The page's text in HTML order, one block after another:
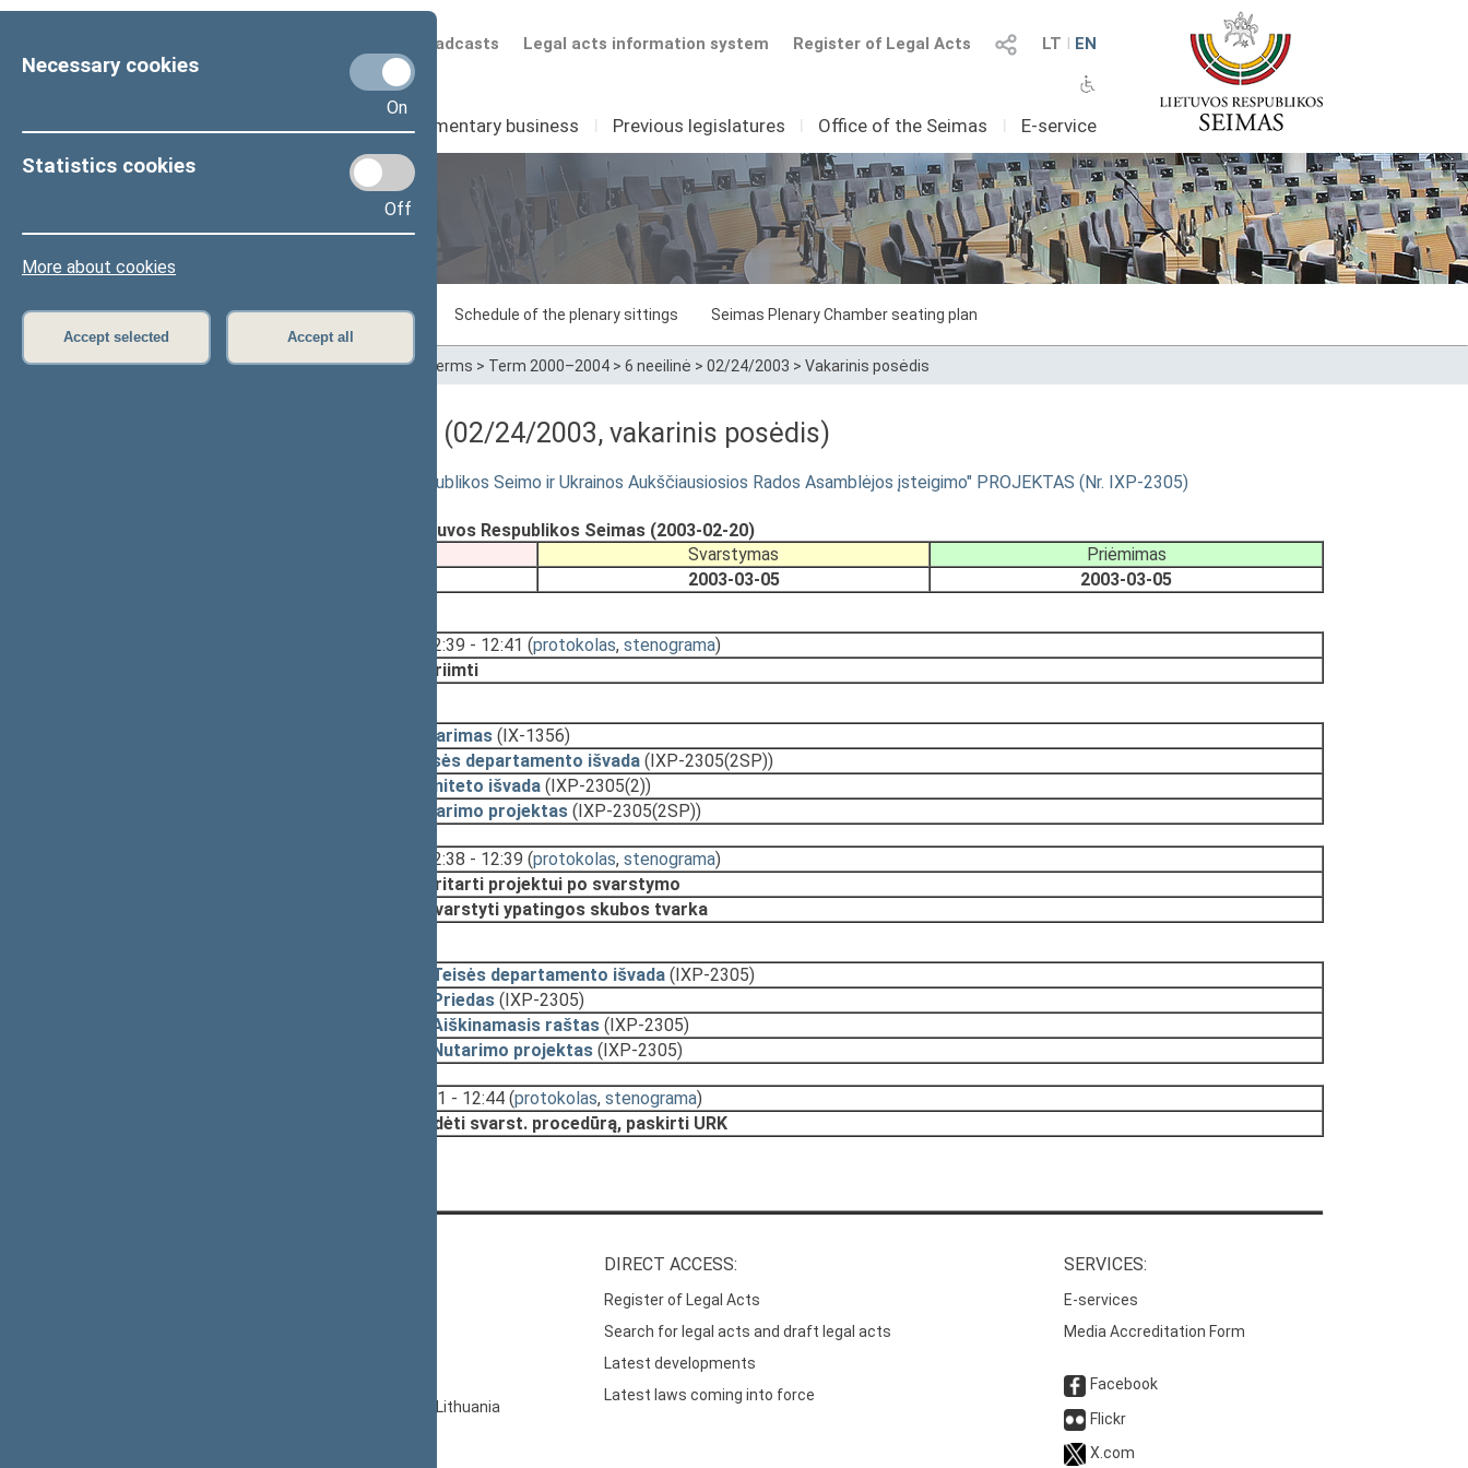
Necessary cookies
On
Statistics cookies
Off
More about cookies
Accept selected Accept all
LT I EN
Register of Legal Acts
Legal acts information system
Scheduled broadcasts
Seimas I Parliamentary business I Previous legislatures I Office of the Seimas I E-service
Sitting in progress Plenary sittings Schedule of the plenary sittings Seimas Plenary Chamber seating plan
Home>Plenary sittings>Parliamentary terms > Term 2000–2004 > 6 neeilinė > 02/24/2003 > Vakarinis posėdis
Darbotvarkės klausimas (02/24/2003, vakarinis posėdis)
Seimo NUTARIMO "Dėl Lietuvos Respublikos Seimo ir Ukrainos Aukščiausiosios Rados Asamblėjos įsteigimo" PROJEKTAS (Nr. IXP-2305)
Artūras PAULAUSKAS, Lietuvos Respublikos Seimas (2003-02-20)
Svarstymas
Priėmimas
2003-03-05 2003-03-05
12:39 - 12:41 (protokolas, stenograma)
Priimti
Nutarimas (IX-1356)
Teisės departamento išvada (IXP-2305(2SP))
Komiteto išvada (IXP-2305(2))
Nutarimo projektas (IXP-2305(2SP))
12:38 - 12:39 (protokolas, stenograma)
Pritarti projektui po svarstymo
Svarstyti ypatingos skubos tvarka
Teisės departamento išvada (IXP-2305)
Priedas (IXP-2305)
Aiškinamasis raštas (IXP-2305)
Nutarimo projektas (IXP-2305)
12:21 - 12:44 (protokolas, stenograma)
Pradėti svarst. procedūrą, paskirti URK
© Office of the Seimas of the Republic of Lithuania
DIRECT ACCESS:
Register of Legal Acts
Search for legal acts and draft legal acts
Latest developments
Latest laws coming into force
SERVICES:
E-services
Media Accreditation Form
Facebook
Flickr
X.com